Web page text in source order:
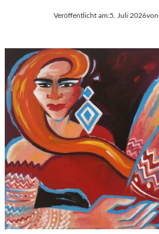
Veröffentlicht am:5. Juli 2026von